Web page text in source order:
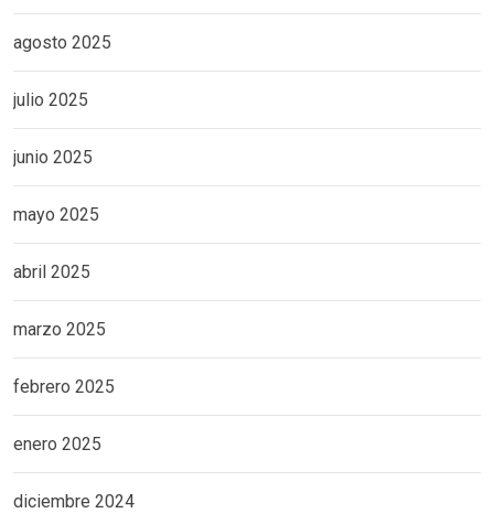
agosto 2025
julio 2025
junio 2025
mayo 2025
abril 2025
marzo 2025
febrero 2025
enero 2025
diciembre 2024